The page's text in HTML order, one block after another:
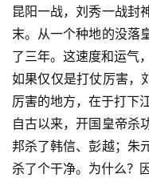
昆阳一战，刘秀一战封
末。从一个种地的没落
了三年。这速度和运气
如果仅仅是打仗厉害，
厉害的地方，在于打下
自古以来，开国皇帝杀
邦杀了韩信、彭越；朱
杀了个干净。为什么？